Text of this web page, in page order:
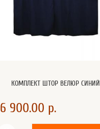
КОМПЛЕКТ ШТОР ВЕЛЮР СИНИЙ
6 900.00 р.